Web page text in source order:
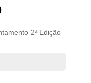
2ª Edição